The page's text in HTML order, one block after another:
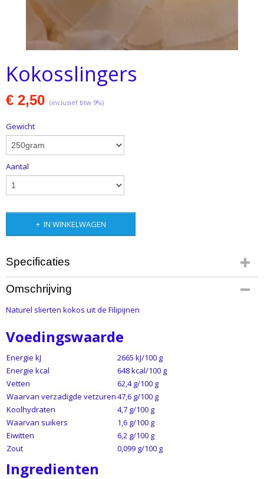
Kokosslingers
€ 2,50 (inclusief btw 9%)
Gewicht
Aantal
IN WINKELWAGEN
Specificaties
Productcode
141-418
Omschrijving
Naturel slierten kokos uit de Filipijnen
Voedingswaarde
Energie kJ
2665 kJ/100 g
Energie kcal
648 kcal/100 g
Vetten
62,4 g/100 g
Waarvan verzadigde vetzuren47,6 g/100 g
Koolhydraten
4,7 g/100 g
Waarvan suikers
1,6 g/100 g
Eiwitten
6,2 g/100 g
Zout
0,099 g/100 g
Ingredienten